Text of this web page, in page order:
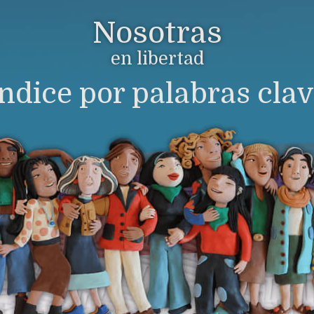
Nosotras
en libertad
por palabras